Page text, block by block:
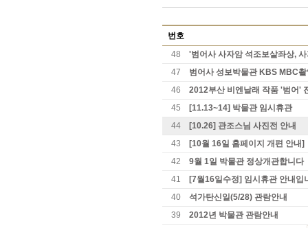
번호
48
'범어사 사자암 석조보살좌상,
47
범어사 성보박물관 KBS MBC
46
2012부산 비엔날래 작품 '범어'
45
[11.13~14] 박물관 임시휴관
44
[10.26] 관조스님 사진전 안내
43
[10월 16일 홈페이지 개편 안내]
42
9월 1일 박물관 정상개관합니다
41
[7월16일수정] 임시휴관 안내입
40
석가탄신일(5/28) 관람안내
39
2012년 박물관 관람안내